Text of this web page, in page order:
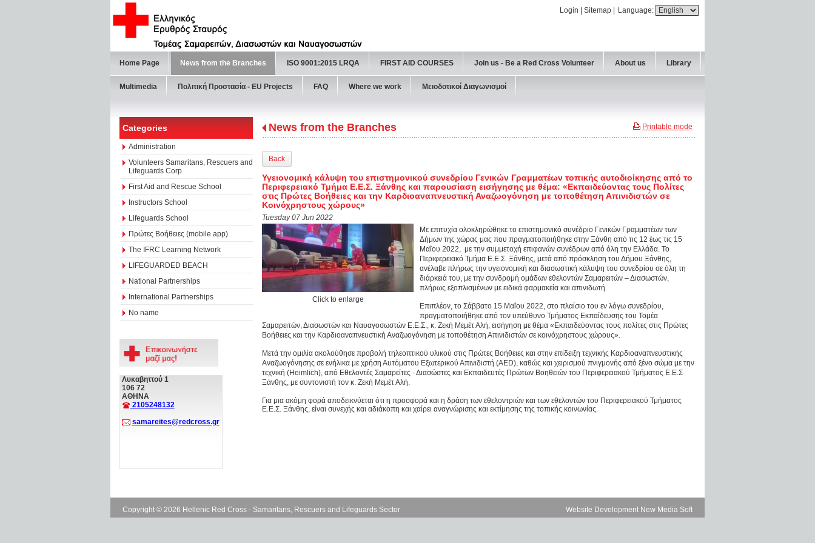
Language:
Login Sitemap
Home Page News from the Branches ISO 9001:2015 LRQA FIRST AID COURSES Join us - Be a Red Cross Volunteer About us Library
Multimedia Πολιτική Προστασία - ΕU Projects FAQ Where we work Μειοδοτικοί Διαγωνισμοί
Categories
Administration
Volunteers Samaritans, Rescuers and
Lifeguards Corp
First Aid and Rescue School
Instructors School
Lifeguards School
Πρώτες Βοήθειες (mobile app)
The IFRC Learning Network
LIFEGUARDED BEACH
National Partnerships
International Partnerships
No name
Λυκαβηττού 1
106 72
ΑΘΗΝΑ
2105248132
samareites@redcross.gr
Printable mode
News from the Branches
Back
Υγειονομική κάλυψη του επιστημονικού συνεδρίου Γενικών Γραμματέων τοπικής αυτοδιοίκησης από το
Περιφερειακό Τμήμα Ε.Ε.Σ. Ξάνθης και παρουσίαση εισήγησης με θέμα: «Εκπαιδεύοντας τους Πολίτες
στις Πρώτες Βοήθειες και την Καρδιοαναπνευστική Αναζωογόνηση με τοποθέτηση Απινιδιστών σε
Κοινόχρηστους χώρους»
Tuesday 07 Jun 2022
Click to enlarge
Με επιτυχία ολοκληρώθηκε το επιστημονικό συνέδριο Γενικών Γραμματέων των
Δήμων της χώρας μας που πραγματοποιήθηκε στην Ξάνθη από τις 12 έως τις 15
Μαΐου 2022, με την συμμετοχή επιφανών συνέδρων από όλη την Ελλάδα. Το
Περιφερειακό Τμήμα Ε.Ε.Σ. Ξάνθης, μετά από πρόσκληση του Δήμου Ξάνθης,
ανέλαβε πλήρως την υγειονομική και διασωστική κάλυψη του συνεδρίου σε όλη τη
διάρκειά του, με την συνδρομή ομάδων εθελοντών Σαμαρειτών – Διασωστών,
πλήρως εξοπλισμένων με ειδικά φαρμακεία και απινιδωτή.
Επιπλέον, το Σάββατο 15 Μαΐου 2022, στο πλαίσιο του εν λόγω συνεδρίου,
πραγματοποιήθηκε από τον υπεύθυνο Τμήματος Εκπαίδευσης του Τομέα
Σαμαρειτών, Διασωστών και Ναυαγοσωστών Ε.Ε.Σ., κ. Ζεκή Μεμέτ Αλή, εισήγηση με θέμα «Εκπαιδεύοντας τους πολίτες στις Πρώτες
Βοήθειες και την Καρδιοαναπνευστική Αναζωογόνηση με τοποθέτηση Απινιδιστών σε κοινόχρηστους χώρους».
Μετά την ομιλία ακολούθησε προβολή τηλεοπτικού υλικού στις Πρώτες Βοήθειες και στην επίδειξη τεχνικής Καρδιοαναπνευστικής
Αναζωογόνησης σε ενήλικα με χρήση Αυτόματου Εξωτερικού Απινιδιστή (AED), καθώς και χειρισμού πνιγμονής από ξένο σώμα με την
τεχνική (Heimlich), από Εθελοντές Σαμαρείτες - Διασώστες και Εκπαιδευτές Πρώτων Βοηθειών του Περιφερειακού Τμήματος Ε.Ε.Σ
Ξάνθης, με συντονιστή τον κ. Ζεκή Μεμέτ Αλή.
Για μια ακόμη φορά αποδεικνύεται ότι η προσφορά και η δράση των εθελοντριών και των εθελοντών του Περιφερειακού Τμήματος
Ε.Ε.Σ. Ξάνθης, είναι συνεχής και αδιάκοπη και χαίρει αναγνώρισης και εκτίμησης της τοπικής κοινωνίας.
Copyright © 2026 Hellenic Red Cross - Samaritans, Rescuers and Lifeguards Sector Website Development New Media Soft